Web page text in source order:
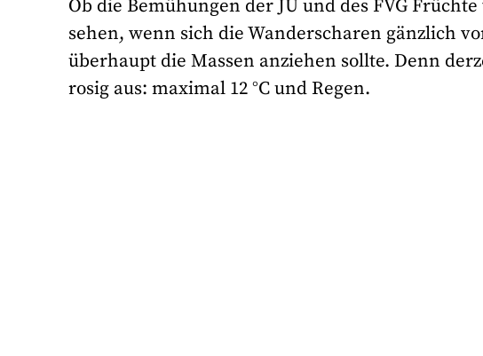
Ob die Bemühungen der JU und des FVG
sehen, wenn sich die Wanderscharen gänzlich
überhaupt die Massen anziehen sollte. Denn
rosig aus: maximal 12°Cund Regen.